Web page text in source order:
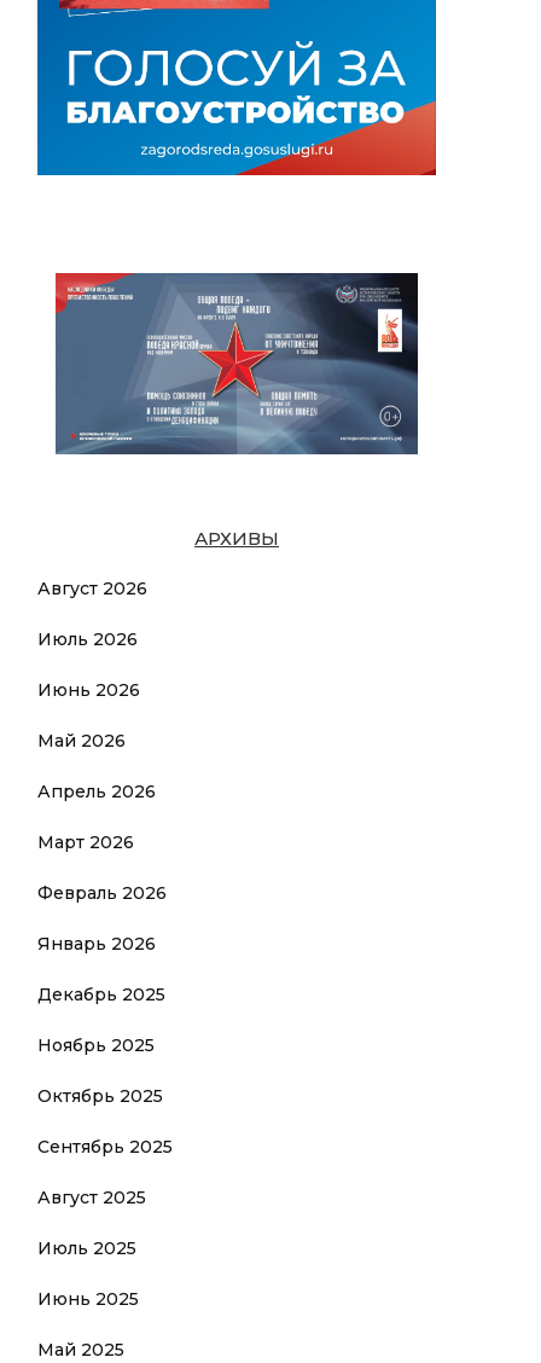
АРХИВЫ
Август 2026
Июль 2026
Июнь 2026
Май 2026
Апрель 2026
Март 2026
Февраль 2026
Январь 2026
Декабрь 2025
Ноябрь 2025
Октябрь 2025
Сентябрь 2025
Август 2025
Июль 2025
Июнь 2025
Май 2025